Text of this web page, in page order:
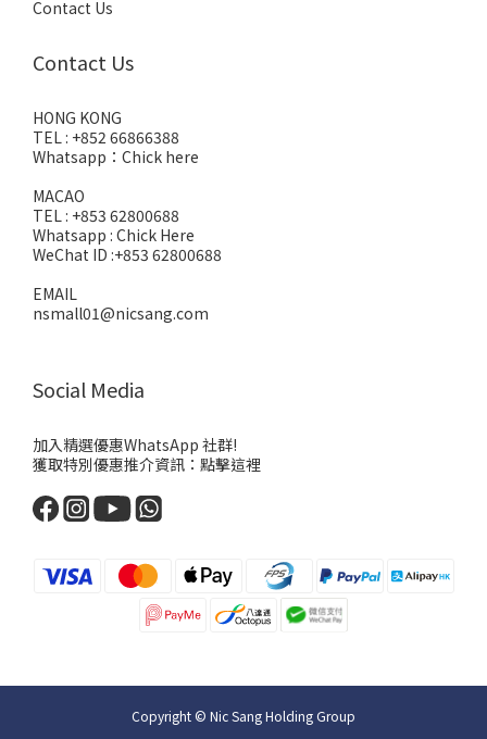
Contact Us
Contact Us
HONG KONG
TEL : +852 66866388
Whatsapp： Chick here
MACAO
TEL : +853 62800688
Whatsapp : Chick Here
WeChat ID :+853 62800688
EMAIL
nsmall01@nicsang.com
Social Media
加入精選優惠WhatsApp 社群!
獲取特別優惠推介資訊： 點擊這裡
Copyright © Nic Sang Holding Group